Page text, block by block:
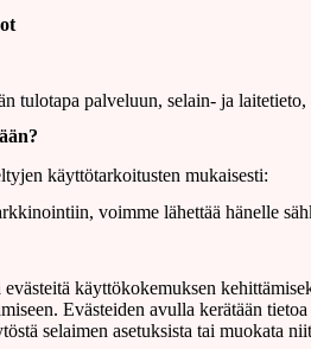
tulotapa palveluun, selain- ja
käyttötarkoitusten mukaisesti:
voimme lähettää hänelle
käyttökokemuksen
Evästeiden avulla kerätään
selaimen asetuksista tai muokata